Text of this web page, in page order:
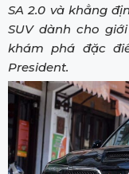
SA 2.0 và khẳng
SUV dành cho
khám phá đặc
President.